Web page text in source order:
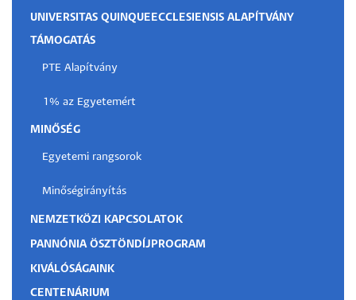
UNIVERSITAS QUINQUEECCLESIENSIS ALAPÍTVÁNY
TÁMOGATÁS
PTE Alapítvány
1% az Egyetemért
MINŐSÉG
Egyetemi rangsorok
Minőségirányítás
NEMZETKÖZI KAPCSOLATOK
PANNÓNIA ÖSZTÖNDÍJPROGRAM
KIVÁLÓSÁGAINK
CENTENÁRIUM